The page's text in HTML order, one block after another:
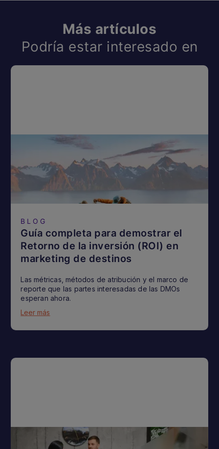
Más artículos
Podría estar interesado en
BLOG
Guía completa para demostrar el
Retorno de la inversión (ROI) en
marketing de destinos
Las métricas, métodos de atribución y el marco de
reporte que las partes interesadas de las DMOs
esperan ahora.
Leer más